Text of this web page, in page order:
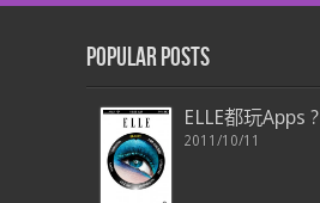
Popular Posts
ELLE都玩Apps ?
2011/10/11